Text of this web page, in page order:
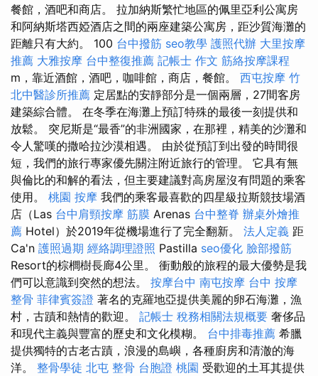
餐館，酒吧和商店。 拉加納斯繁忙地區的佩里亞利公寓房
和阿納斯塔西婭酒店之間的兩座建築公寓房，距沙質海灘的
距離只有大約。 100 台中撥筋 seo教學 護照代辦 大里按摩
推薦 大雅按摩 台中整復推薦 記帳士 作文 筋絡按摩課程
m，靠近酒館，酒吧，咖啡館，商店，餐館。 西屯按摩 竹
北中醫診所推薦 定居點的安靜部分是一個兩層，27間客房
建築綜合體。 在冬季在海灘上預訂特殊的最後一刻提供和
放鬆。 突尼斯是“最香”的非洲國家，在那裡，精美的沙灘和
令人驚嘆的撒哈拉沙漠相遇。 由於從預訂到出發的時間很
短，我們的旅行專家優先關注附近旅行的管理。 它具有無
與倫比的和解的看法，但主要建議對高房屋沒有問題的乘客
使用。 桃園 按摩 我們的乘客最喜歡的四星級拉斯競技場酒
店（Las 台中肩頸按摩 筋膜 Arenas 台中整脊 辦桌外燴推
薦 Hotel）於2019年從機場進行了完全翻新。 法人定義 距
Ca'n 護照過期 經絡調理證照 Pastilla seo優化 臉部撥筋
Resort的棕櫚樹長廊4公里。 衝動般的旅程的最大優勢是我
們可以意識到突然的想法。 按摩台中 南屯按摩 台中 按摩
整骨 菲律賓簽證 著名的克羅地亞提供美麗的卵石海灘，漁
村，古蹟和熱情的歡迎。 記帳士 稅務相關法規概要 奢侈品
和現代主義與豐富的歷史和文化模糊。 台中排毒推薦 希臘
提供獨特的古老古蹟，浪漫的島嶼，各種廚房和清澈的海
洋。 整骨學徒 北屯 整骨 台胞證 桃園 受歡迎的土耳其提供